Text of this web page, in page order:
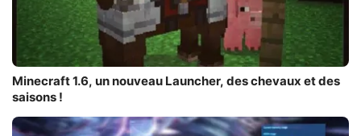
Minecraft 1.6, un nouveau Launcher, des chevaux et des
saisons !